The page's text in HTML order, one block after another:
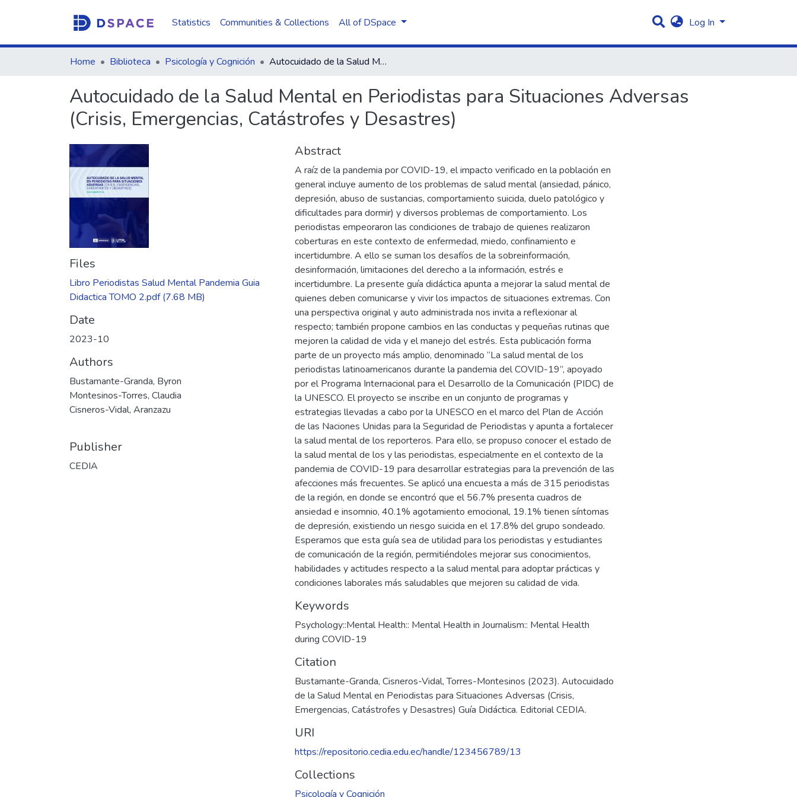
Statistics Communities & Collections All of DSpace Log In
Home Biblioteca Psicología y Cognición Autocuidado de la Salud Mental en Periodistas para Situaciones Adversas (Crisis, Emergencias, Catástrofes y Desastres)
Autocuidado de la Salud Mental en Periodistas para Situaciones Adversas
(Crisis, Emergencias, Catástrofes y Desastres)
Files
Libro Periodistas Salud Mental Pandemia Guia
Didactica TOMO 2.pdf (7.68 MB)
Date
2023-10
Authors
Bustamante-Granda, Byron
Montesinos-Torres, Claudia
Cisneros-Vidal, Aranzazu
Publisher
CEDIA
Abstract
A raíz de la pandemia por COVID-19, el impacto verificado en la población en
general incluye aumento de los problemas de salud mental (ansiedad, pánico,
depresión, abuso de sustancias, comportamiento suicida, duelo patológico y
dificultades para dormir) y diversos problemas de comportamiento. Los
periodistas empeoraron las condiciones de trabajo de quienes realizaron
coberturas en este contexto de enfermedad, miedo, confinamiento e
incertidumbre. A ello se suman los desafíos de la sobreinformación,
desinformación, limitaciones del derecho a la información, estrés e
incertidumbre. La presente guía didáctica apunta a mejorar la salud mental de
quienes deben comunicarse y vivir los impactos de situaciones extremas. Con
una perspectiva original y auto administrada nos invita a reflexionar al
respecto; también propone cambios en las conductas y pequeñas rutinas que
mejoren la calidad de vida y el manejo del estrés. Esta publicación forma
parte de un proyecto más amplio, denominado “La salud mental de los
periodistas latinoamericanos durante la pandemia del COVID-19”, apoyado
por el Programa Internacional para el Desarrollo de la Comunicación (PIDC) de
la UNESCO. El proyecto se inscribe en un conjunto de programas y
estrategias llevadas a cabo por la UNESCO en el marco del Plan de Acción
de las Naciones Unidas para la Seguridad de Periodistas y apunta a fortalecer
la salud mental de los reporteros. Para ello, se propuso conocer el estado de
la salud mental de los y las periodistas, especialmente en el contexto de la
pandemia de COVID-19 para desarrollar estrategias para la prevención de las
afecciones más frecuentes. Se aplicó una encuesta a más de 315 periodistas
de la región, en donde se encontró que el 56.7% presenta cuadros de
ansiedad e insomnio, 40.1% agotamiento emocional, 19.1% tienen síntomas
de depresión, existiendo un riesgo suicida en el 17.8% del grupo sondeado.
Esperamos que esta guía sea de utilidad para los periodistas y estudiantes
de comunicación de la región, permitiéndoles mejorar sus conocimientos,
habilidades y actitudes respecto a la salud mental para adoptar prácticas y
condiciones laborales más saludables que mejoren su calidad de vida.
Keywords
Psychology::Mental Health:: Mental Health in Journalism:: Mental Health
during COVID-19
Citation
Bustamante-Granda, Cisneros-Vidal, Torres-Montesinos (2023). Autocuidado
de la Salud Mental en Periodistas para Situaciones Adversas (Crisis,
Emergencias, Catástrofes y Desastres) Guía Didáctica. Editorial CEDIA.
URI
https://repositorio.cedia.edu.ec/handle/123456789/13
Collections
Psicología y Cognición